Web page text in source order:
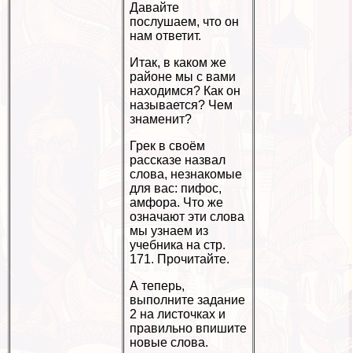
Давайте
послушаем, что он
нам ответит.
Итак, в каком же
районе мы с вами
находимся? Как он
называется? Чем
знаменит?
Грек в своём
рассказе назвал
слова, незнакомые
для вас: пифос,
амфора. Что же
означают эти слова
мы узнаем из
учебника на стр.
171. Прочитайте.
А теперь,
выполните задание
2 на листочках и
правильно впишите
новые слова.